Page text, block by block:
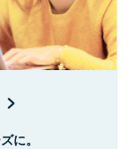
に。